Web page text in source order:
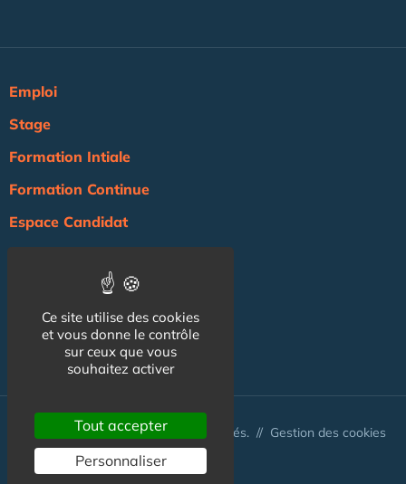
Emploi
Stage
Formation Intiale
Formation Continue
Espace Candidat
Agenda
NOS AUTRES SITES :
© Australis 2026 - Tous droits réservés. // Gestion des cookies
Ce site utilise des cookies
et vous donne le contrôle
sur ceux que vous
souhaitez activer
Tout accepter
Personnaliser